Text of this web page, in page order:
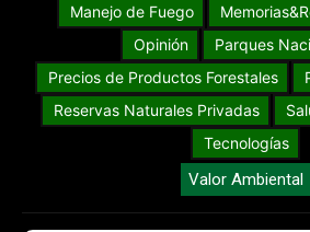
Manejo de Fuego
Opinión
Parques
Precios de Productos Forestales
Reservas Naturales Privadas
Tecnologías
Valor Ambiental